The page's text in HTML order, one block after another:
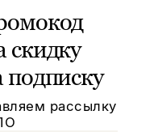
скидку
подписку
рассылку